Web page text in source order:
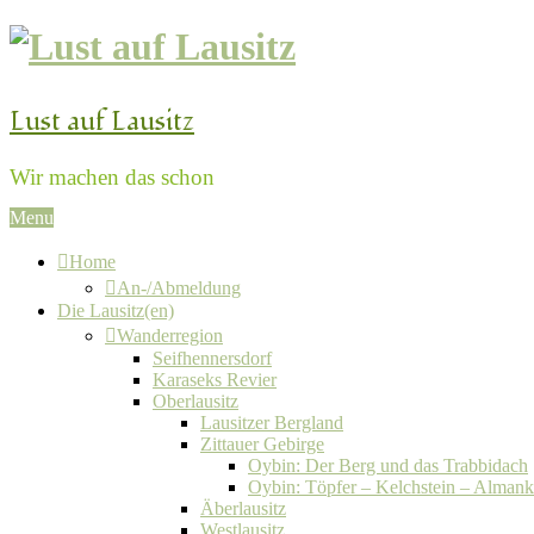
Lust auf Lausitz
Wir machen das schon
Menu
Home
An-/Abmeldung
Die Lausitz(en)
Wanderregion
Seifhennersdorf
Karaseks Revier
Oberlausitz
Lausitzer Bergland
Zittauer Gebirge
Oybin: Der Berg und das Trabbidach
Oybin: Töpfer – Kelchstein –
Äberlausitz
Westlausitz